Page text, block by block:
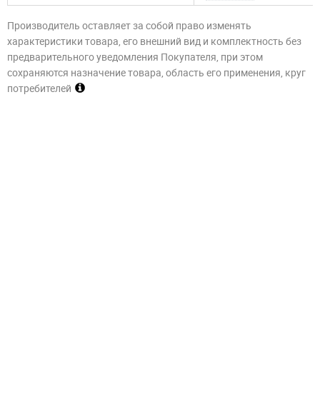
Производитель оставляет за собой право изменять
характеристики товара, его внешний вид и комплектность без
предварительного уведомления Покупателя, при этом
сохраняются назначение товара, область его применения, круг
потребителей